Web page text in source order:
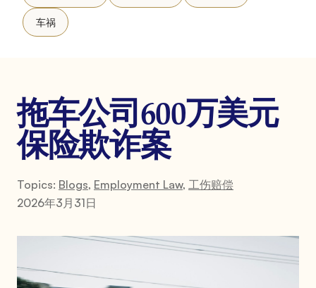
车祸
拖车公司600万美元
保险欺诈案
Topics: Blogs, Employment Law, 工伤赔偿
2026年3月31日